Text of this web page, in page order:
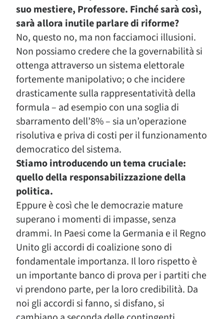
suo mestiere, Professore. Finché sarà così,
sarà allora inutile parlare di riforme?
No, questo no, ma non facciamoci illusioni.
Non possiamo credere che la governabilità si
ottenga attraverso un sistema elettorale
fortemente manipolativo; o che incidere
drasticamente sulla rappresentatività della
formula – ad esempio con una soglia di
sbarramento dell’8% – sia un’operazione
risolutiva e priva di costi per il funzionamento
democratico del sistema.
Stiamo introducendo un tema cruciale:
quello della responsabilizzazione della
politica.
Eppure è così che le democrazie mature
superano i momenti di impasse, senza
drammi. In Paesi come la Germania e il Regno
Unito gli accordi di coalizione sono di
fondamentale importanza. Il loro rispetto è
un importante banco di prova per i partiti che
vi prendono parte, per la loro credibilità. Da
noi gli accordi si fanno, si disfano, si